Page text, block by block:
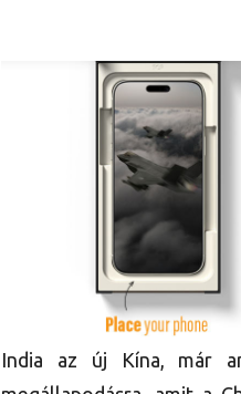
India az új Kína, már